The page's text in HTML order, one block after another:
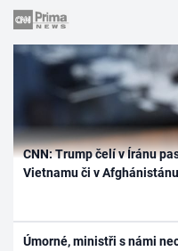
CNN: Trump čelí v Íránu
Vietnamu či v Afghánistánu
Úmorné, ministři s námi